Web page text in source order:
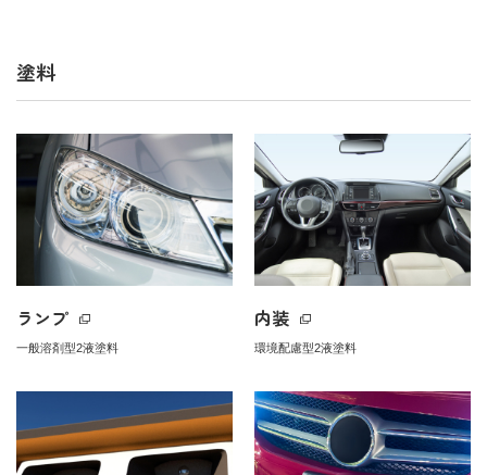
塗料
ランプ
一般溶剤型2液塗料
内装
環境配慮型2液塗料